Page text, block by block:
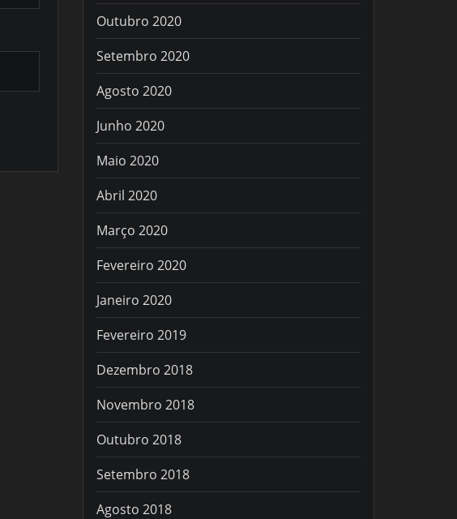
Outubro 2020
Setembro 2020
Agosto 2020
Junho 2020
Maio 2020
Abril 2020
Março 2020
Fevereiro 2020
Janeiro 2020
Fevereiro 2019
Dezembro 2018
Novembro 2018
Outubro 2018
Setembro 2018
Agosto 2018